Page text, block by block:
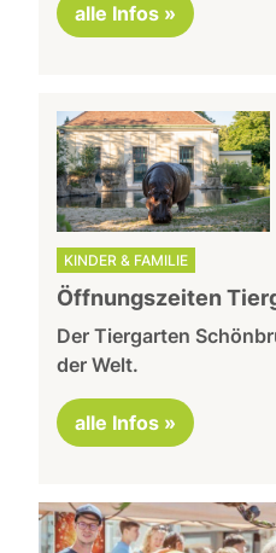
alle Infos »
KINDER & FAMILIE
Öffnungszeiten
Der Tiergarten
der Welt.
alle Infos »